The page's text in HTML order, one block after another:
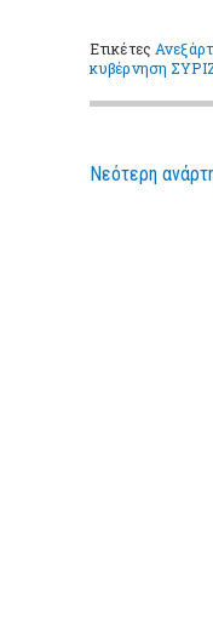
Ετικέτες
κυβέρνηση
Νεότερη